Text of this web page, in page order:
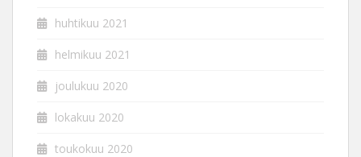
huhtikuu 2021
helmikuu 2021
joulukuu 2020
lokakuu 2020
toukokuu 2020